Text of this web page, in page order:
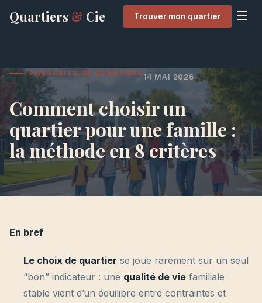
Quartiers & Cie Trouver mon quartier
PORTRAITS DE QUARTIERS 14 MAI 2026
Comment choisir un
quartier pour une famille :
la méthode en 8 critères
En bref
Le choix de quartier se joue rarement sur un seul
“bon” indicateur : une qualité de vie familiale
stable vient d’un équilibre entre contraintes et